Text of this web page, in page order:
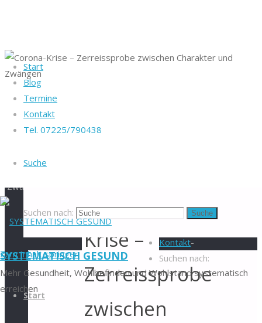
Start
Blog
Termine
Kontakt
Tel. 07225/790438
Suche
Suchen nach: Suche
SYSTEMATISCH GESUND
Mehr Gesundheit, Wohlbefinden und Wohlstand systematisch
erreichen
Zum Inhalt springen
Start
Startseite
Charakter und
Zwängen
Corona-
Krise –
Zerreissprobe
zwischen
Impressum-
Kontakt-
Suchen nach: